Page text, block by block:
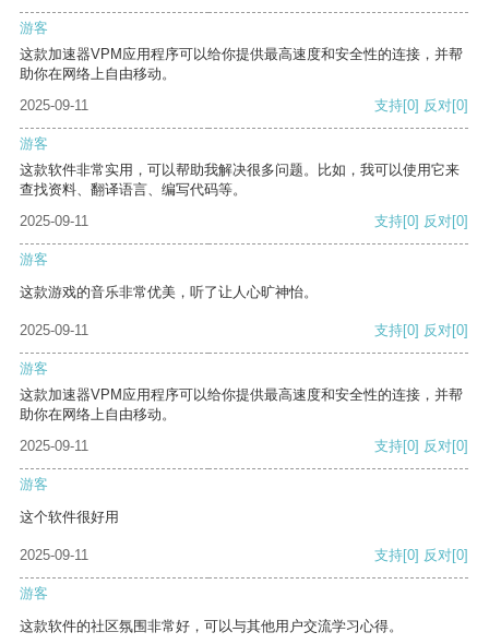
游客
这款加速器VPM应用程序可以给你提供最高速度和安全性的连接，并帮
助你在网络上自由移动。
2025-09-11
支持[0] 反对[0]
游客
这款软件非常实用，可以帮助我解决很多问题。比如，我可以使用它来
查找资料、翻译语言、编写代码等。
2025-09-11
支持[0] 反对[0]
游客
这款游戏的音乐非常优美，听了让人心旷神怡。
2025-09-11 支持[0] 反对[0]
游客
这款加速器VPM应用程序可以给你提供最高速度和安全性的连接，并帮
助你在网络上自由移动。
2025-09-11
支持[0] 反对[0]
游客
这个软件很好用
2025-09-11 支持[0] 反对[0]
游客
这款软件的社区氛围非常好，可以与其他用户交流学习心得。